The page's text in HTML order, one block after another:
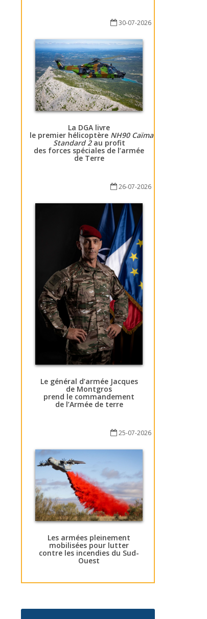
30-07-2026
La DGA livre
le premier hélicoptère NH90 Caïman
Standard 2au profit
des forces spéciales de l’armée
de Terre
26-07-2026
Le général d’armée Jacques
de Montgros
prend le commandement
de l’Armée de terre
25-07-2026
Les armées pleinement
mobilisées pour lutter
contre les incendies du Sud-
Ouest